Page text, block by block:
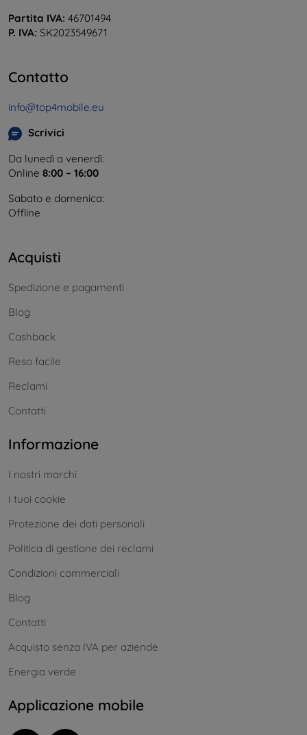
Partita IVA: 46701494
P. IVA: SK2023549671
Contatto
info@top4mobile.eu
Scrivici
Da lunedì a venerdì:
Online 8:00 – 16:00
Sabato e domenica:
Offline
Acquisti
Spedizione e pagamenti
Blog
Cashback
Reso facile
Reclami
Contatti
Informazione
I nostri marchi
I tuoi cookie
Protezione dei dati personali
Politica di gestione dei reclami
Condizioni commerciali
Blog
Contatti
Acquisto senza IVA per aziende
Energia verde
Applicazione mobile